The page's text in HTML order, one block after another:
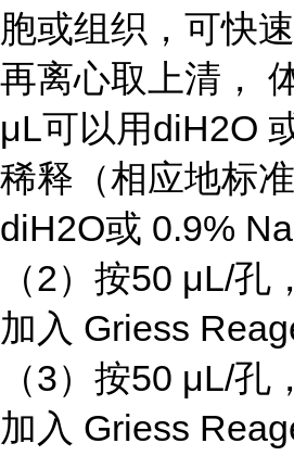
胞或组织，可快
再离心取上清，
μL可以用diH2O
稀释（相应地标
diH2O或 0.9%
（2）按50 μL/孔
加入 Griess
（3）按50 μL/孔
加入 Griess